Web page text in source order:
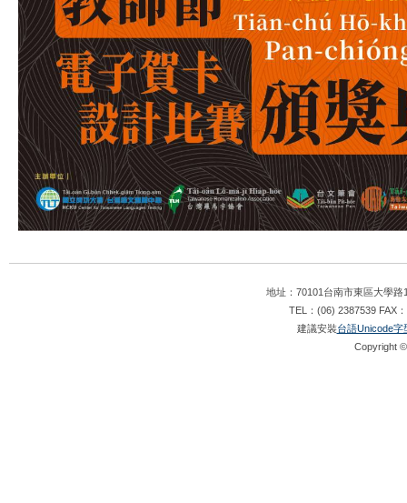
地址：70101台南市東區大學
TEL：(06) 2387539 FAX
建議安裝台語Unicode字
Copyright